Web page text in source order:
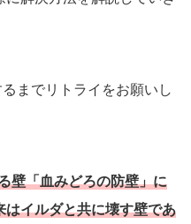
でリトライをお願いし
壁「血みどろの防壁」に
はイルダと共に壊す壁であ